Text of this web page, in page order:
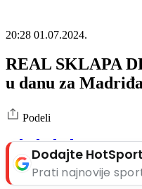
20:28 01.07.2024.
REAL SKLAPA
u danu za
Podeli
Dodajte
Prati najnovije